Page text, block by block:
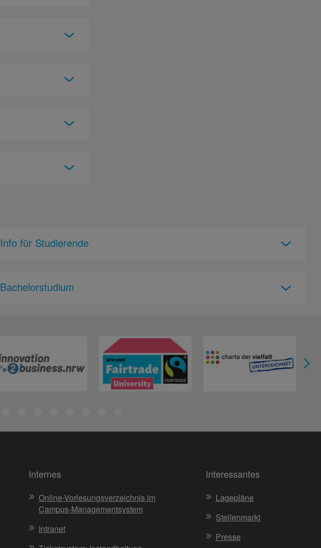
Info für Studierende
Bachelorstudium
Internes
Online-Vorlesungsverzeichnis im
Campus-Managementsystem
Intranet
Interessantes
Lagepläne
Stellenmarkt
Presse